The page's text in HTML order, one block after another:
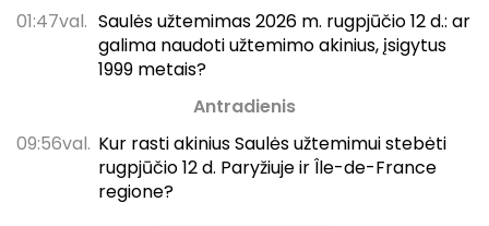
01:47val. Saulės užtemimas 2026 m. rugpjūčio 12 d.: ar
galima naudoti užtemimo akinius, įsigytus
1999 metais?
Antradienis
09:56val. Kur rasti akinius Saulės užtemimui stebėti
rugpjūčio 12 d. Paryžiuje ir Île-de-France
regione?